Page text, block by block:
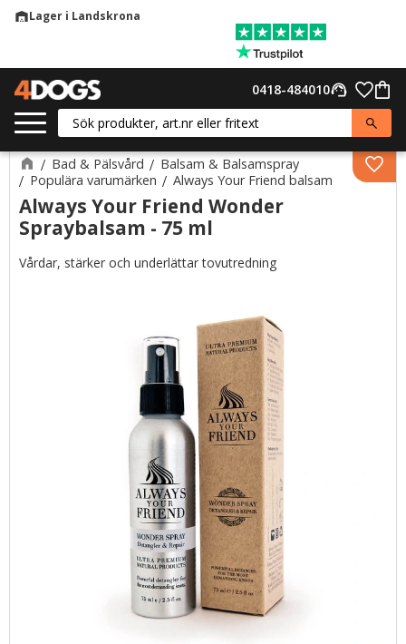
warehouseLager i Landskrona
support_agent
0418-484010
Bad & Pälsvård
Balsam & Balsamspray
Populära varumärken
Always Your Friend balsam
Always Your Friend Wonder
Spraybalsam - 75 ml
Vårdar, stärker och underlättar tovutredning